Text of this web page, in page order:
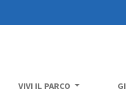
VIVI IL PARCO